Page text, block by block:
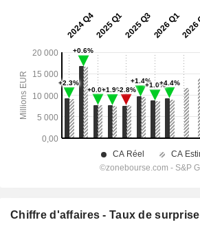
Chiffre d'affaires - Taux de surprise